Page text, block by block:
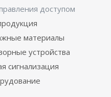
доступом
материалы
устройства
сигнализация